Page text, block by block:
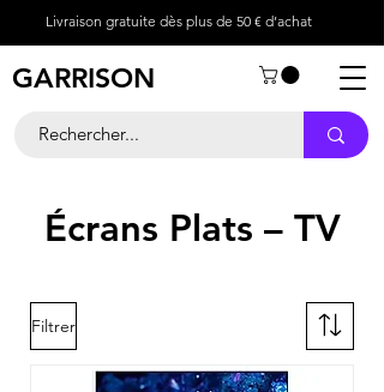
Livraison gratuite dès plus de 50 € d’achat
GARRISON
Écrans Plats – TV
Filtrer